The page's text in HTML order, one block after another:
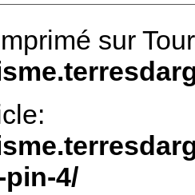
sur
4/